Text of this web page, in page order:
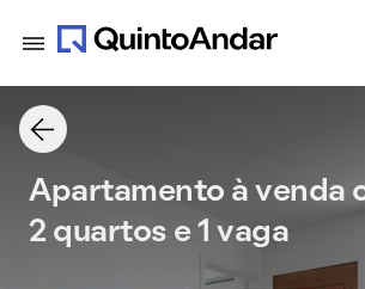
Apartamento à venda
2 quartos e 1 vaga